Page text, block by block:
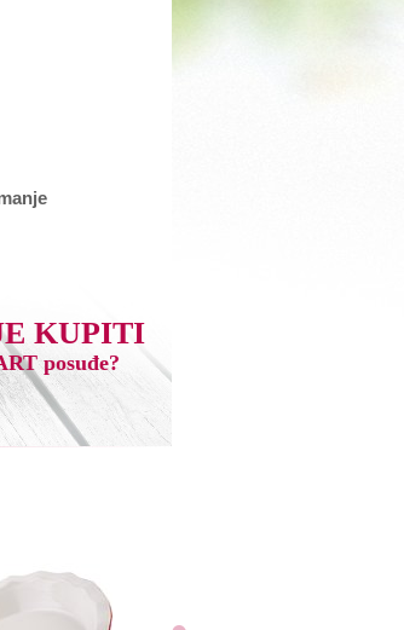
KUPITI
posuđe?